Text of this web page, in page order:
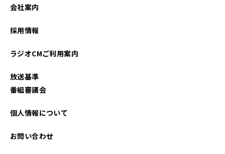
会社案内
採用情報
ラジオCMご利用案内
放送基準
番組審議会
個人情報について
お問い合わせ